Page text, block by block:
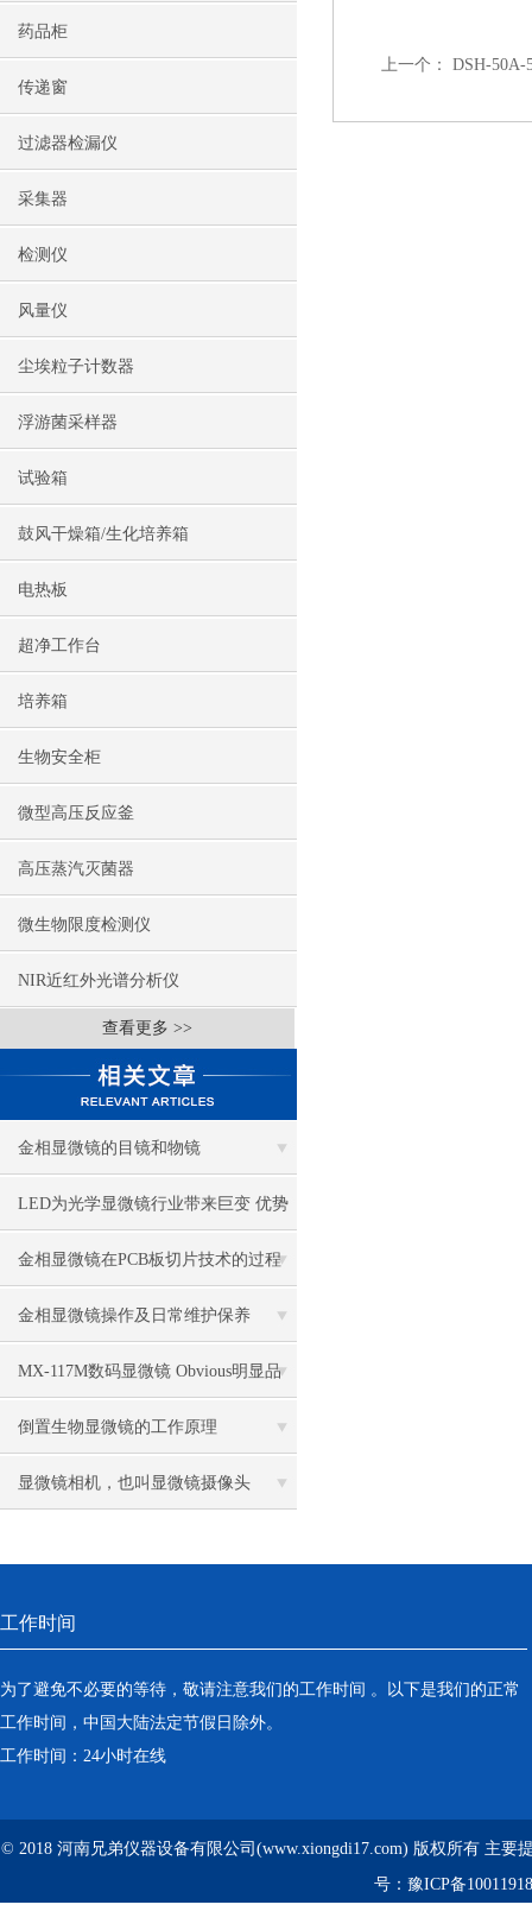
药品柜
传递窗
过滤器检漏仪
采集器
检测仪
风量仪
尘埃粒子计数器
浮游菌采样器
试验箱
鼓风干燥箱/生化培养箱
电热板
超净工作台
培养箱
生物安全柜
微型高压反应釜
高压蒸汽灭菌器
微生物限度检测仪
NIR近红外光谱分析仪
查看更多 >>
金相显微镜的目镜和物镜
LED为光学显微镜行业带来巨变 优势
比传统卤素更明显
金相显微镜在PCB板切片技术的过程
控制中的作用
金相显微镜操作及日常维护保养
MX-117M数码显微镜 Obvious明显品
牌值得推荐
倒置生物显微镜的工作原理
显微镜相机，也叫显微镜摄像头
上一个： DSH-50A-
工作时间
为了避免不必要的等待，敬请注意我们的工作时间 。以下是我们的正常
工作时间，中国大陆法定节假日除外。
工作时间：24小时在线
© 2018 河南兄弟仪器设备有限公司(www.xiongdi17.com) 版权所有 主要
号： 豫ICP备